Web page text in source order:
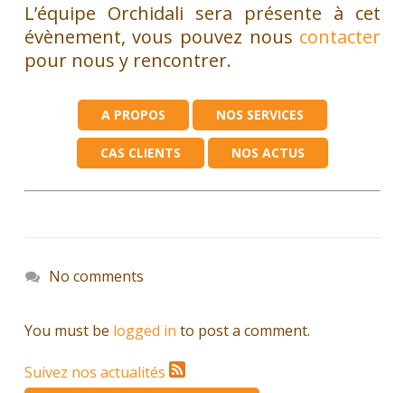
L’équipe Orchidali sera présente à cet
évènement, vous pouvez nous contacter
pour nous y rencontrer.
A PROPOS NOS SERVICES
CAS CLIENTS NOS ACTUS
No comments
You must be logged in to post a comment.
Suivez nos actualités